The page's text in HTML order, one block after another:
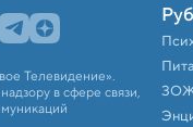
Телевидение».
в сфере связи,